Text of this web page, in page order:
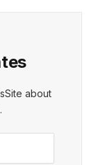
about